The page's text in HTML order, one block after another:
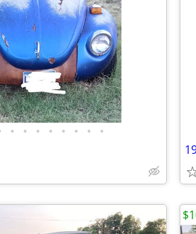
• • • • • • • •